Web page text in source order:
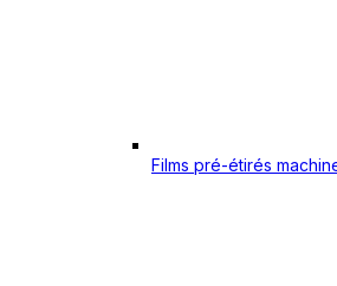
Films pré-étirés